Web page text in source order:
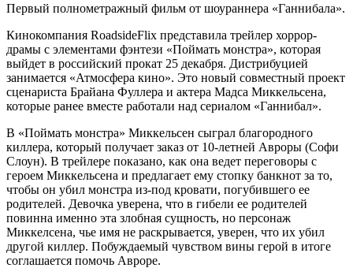
Первый полнометражный фильм от шоураннера «Ганнибала».
Кинокомпания RoadsideFlix представила трейлер хоррор-
драмы с элементами фэнтези «Поймать монстра», которая
выйдет в российский прокат 25 декабря. Дистрибуцией
занимается «Атмосфера кино». Это новый совместный проект
сценариста Брайана Фуллера и актера Мадса Миккельсена,
которые ранее вместе работали над сериалом «Ганнибал».
В «Поймать монстра» Миккельсен сыграл благородного
киллера, который получает заказ от 10-летней Авроры (Софи
Слоун). В трейлере показано, как она ведет переговоры с
героем Миккельсена и предлагает ему стопку банкнот за то,
чтобы он убил монстра из-под кровати, погубившего ее
родителей. Девочка уверена, что в гибели ее родителей
повинна именно эта злобная сущность, но персонаж
Миккелсена, чье имя не раскрывается, уверен, что их убил
другой киллер. Побуждаемый чувством вины герой в итоге
соглашается помочь Авроре.